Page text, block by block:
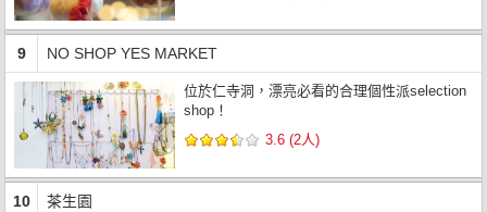
9 NO SHOP YES MARKET
位於仁寺洞，漂亮必看的合理個性派selection
shop！
3.6 (2人)
10 茶生園